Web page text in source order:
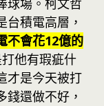
球場。柯文哲
積電高層，
不會花12億的
他有瑕疵什
才是今天被打
還做不好，